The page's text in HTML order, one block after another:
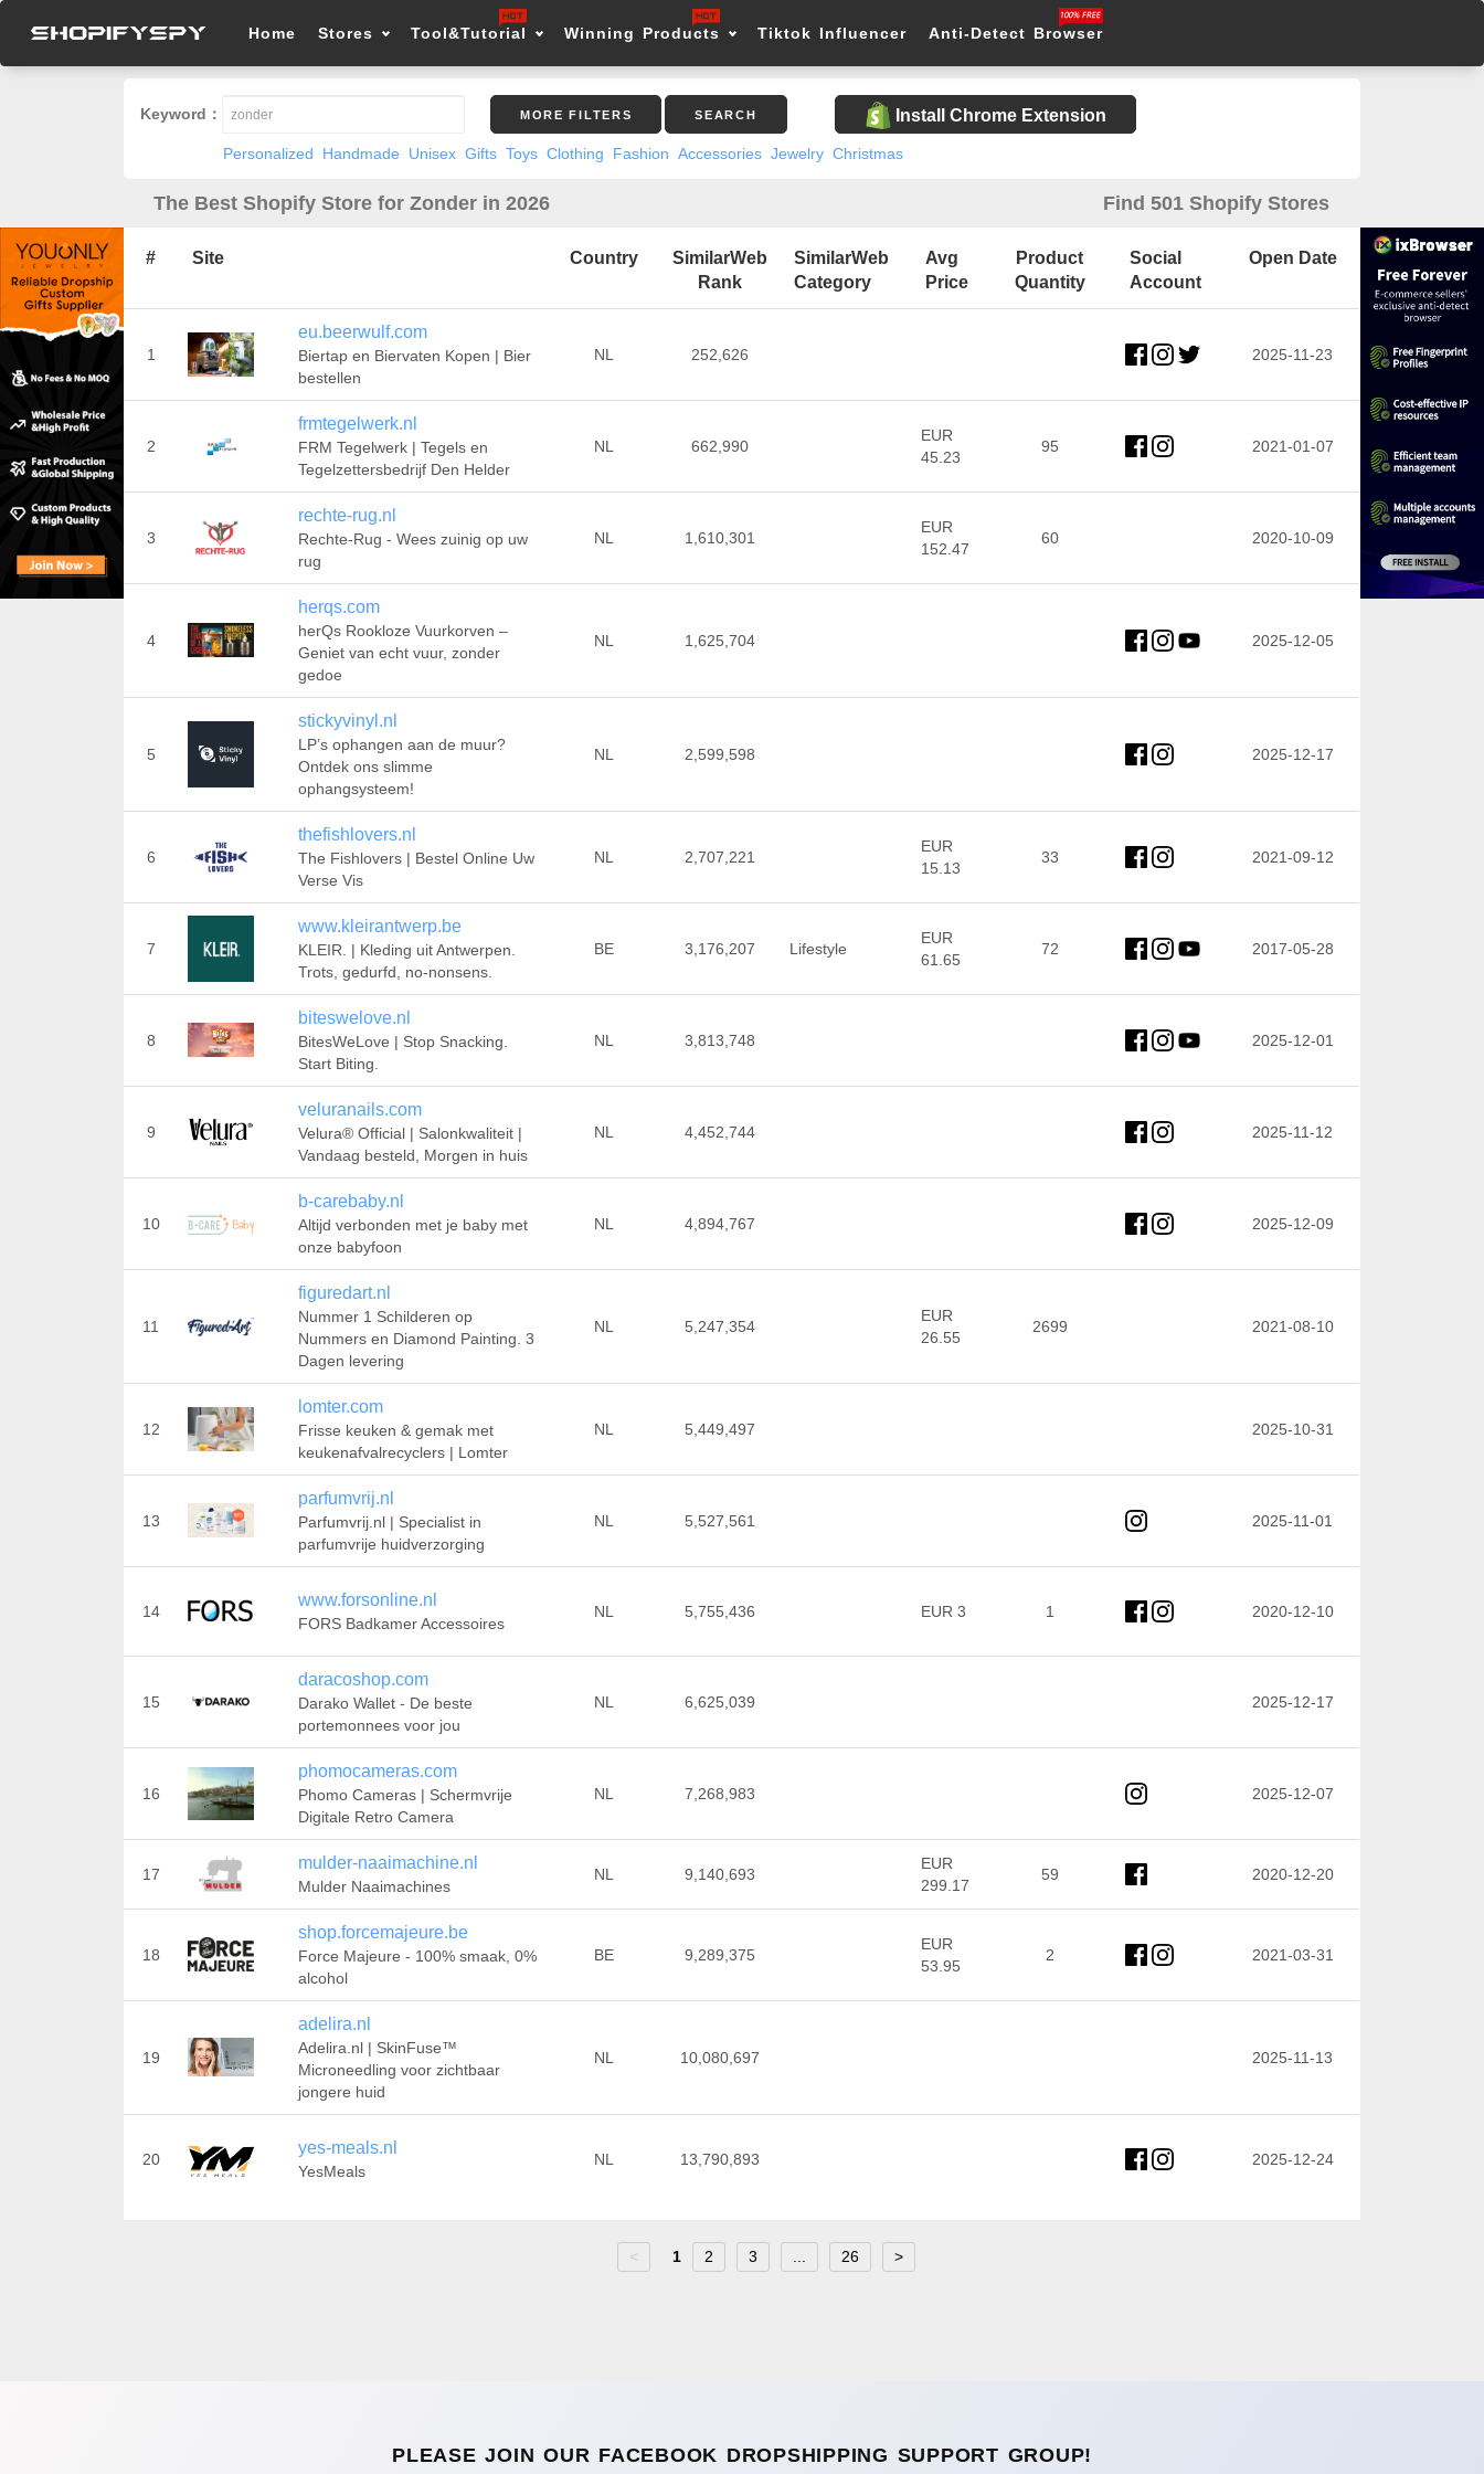
Home Stores Tool&Tutorial Winning Products Tiktok Influencer Anti-Detect Browser
Keyword： MORE FILTERS SEARCH Install Chrome Extension
Personalized Handmade Unisex Gifts Toys Clothing Fashion Accessories Jewelry Christmas
The Best Shopify Store for Zonder in 2026 Find 501 Shopify Stores
# Site Country
SimilarWeb
Rank
SimilarWeb
Category
Avg
Price
Product
Quantity
Social
Account
Open Date
1
eu.beerwulf.com
Biertap en Biervaten Kopen | Bier
bestellen
NL 252,626 2025-11-23
2
frmtegelwerk.nl
FRM Tegelwerk | Tegels en
Tegelzettersbedrijf Den Helder
NL 662,990
EUR
45.23
95 2021-01-07
3
rechte-rug.nl
Rechte-Rug - Wees zuinig op uw
rug
NL 1,610,301
EUR
152.47
60 2020-10-09
4
herqs.com
herQs Rookloze Vuurkorven –
Geniet van echt vuur, zonder
gedoe
NL 1,625,704 2025-12-05
5
stickyvinyl.nl
LP’s ophangen aan de muur?
Ontdek ons slimme
ophangsysteem!
NL 2,599,598 2025-12-17
6
thefishlovers.nl
The Fishlovers | Bestel Online Uw
Verse Vis
NL 2,707,221
EUR
15.13
33 2021-09-12
7
www.kleirantwerp.be
KLEIR. | Kleding uit Antwerpen.
Trots, gedurfd, no-nonsens.
BE 3,176,207 Lifestyle
EUR
61.65
72 2017-05-28
8
biteswelove.nl
BitesWeLove | Stop Snacking.
Start Biting.
NL 3,813,748 2025-12-01
9
veluranails.com
Velura® Official | Salonkwaliteit |
Vandaag besteld, Morgen in huis
NL 4,452,744 2025-11-12
10
b-carebaby.nl
Altijd verbonden met je baby met
onze babyfoon
NL 4,894,767 2025-12-09
11
figuredart.nl
Nummer 1 Schilderen op
Nummers en Diamond Painting. 3
Dagen levering
NL 5,247,354
EUR
26.55
2699 2021-08-10
12
lomter.com
Frisse keuken & gemak met
keukenafvalrecyclers | Lomter
NL 5,449,497 2025-10-31
13
parfumvrij.nl
Parfumvrij.nl | Specialist in
parfumvrije huidverzorging
NL 5,527,561 2025-11-01
14
www.forsonline.nl
FORS Badkamer Accessoires
NL 5,755,436 EUR 3 1 2020-12-10
15
daracoshop.com
Darako Wallet - De beste
portemonnees voor jou
NL 6,625,039 2025-12-17
16
phomocameras.com
Phomo Cameras | Schermvrije
Digitale Retro Camera
NL 7,268,983 2025-12-07
17
mulder-naaimachine.nl
Mulder Naaimachines
NL 9,140,693
EUR
299.17
59 2020-12-20
18
shop.forcemajeure.be
Force Majeure - 100% smaak, 0%
alcohol
BE 9,289,375
EUR
53.95
2 2021-03-31
19
adelira.nl
Adelira.nl | SkinFuse™
Microneedling voor zichtbaar
jongere huid
NL 10,080,697 2025-11-13
20
yes-meals.nl
YesMeals
NL 13,790,893 2025-12-24
< 1 2 3 26 >
PLEASE JOIN OUR FACEBOOK DROPSHIPPING SUPPORT GROUP!